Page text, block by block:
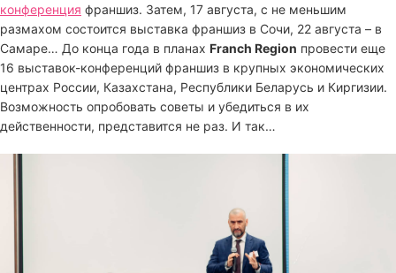
конференция франшиз. Затем, 17 августа, с не меньшим
размахом состоится выставка франшиз в Сочи, 22 августа – в
Самаре… До конца года в планах Franch Region провести еще
16 выставок-конференций франшиз в крупных экономических
центрах России, Казахстана, Республики Беларусь и Киргизии.
Возможность опробовать советы и убедиться в их
действенности, представится не раз. И так…